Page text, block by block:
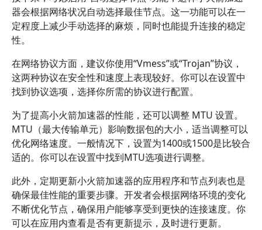
器会根据网络状况自动选择最佳节点。这一功能可以在一
定程度上减少手动选择的麻烦，同时也能提升连接的稳定
性。
在网络协议方面，建议你使用“Vmess”或“Trojan”协议，
这两种协议在安全性和速度上表现较好。你可以在设置中
找到协议选项，选择你所需的协议进行配置。
为了提高小火箭加速器的性能，还可以调整 MTU 设置。
MTU（最大传输单元）影响数据包的大小，适当调整可以
优化网络速度。一般情况下，设置为1400或1500是比较合
适的。你可以在设置中找到MTU选项进行调整。
此外，定期更新小火箭加速器的应用程序和节点列表也是
确保最佳性能的重要步骤。开发者会根据网络环境的变化
不断优化节点，确保用户能够享受到更快的连接速度。你
可以在应用内查看是否有更新提示，及时进行更新。